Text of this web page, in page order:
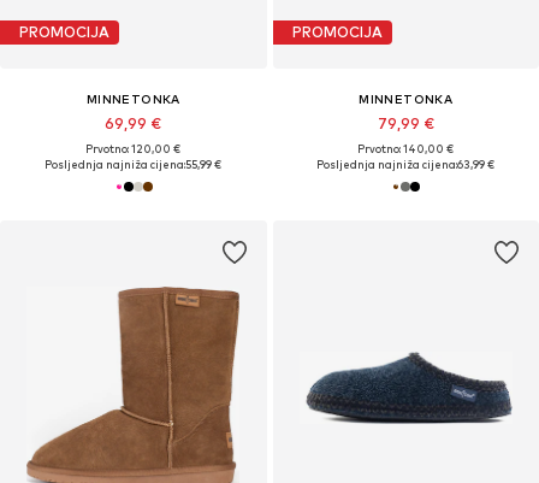
PROMOCIJA
MINNETONKA
69,99 €
Prvotno: 120,00 €
Posljednja najniža cijena:55,99 €
PROMOCIJA
MINNETONKA
79,99 €
Prvotno: 140,00 €
Posljednja najniža cijena:63,99 €